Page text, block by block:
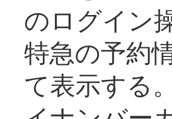
のログイン
特急の予約
て表示する